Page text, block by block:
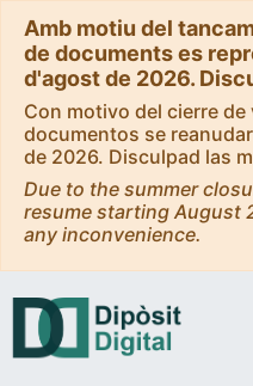
Amb motiu del
de documents es
d'agost de 2026.
Con motivo del cierre
documentos se
de 2026. Disculpad las
Due to the summer
resume starting August
any inconvenience.